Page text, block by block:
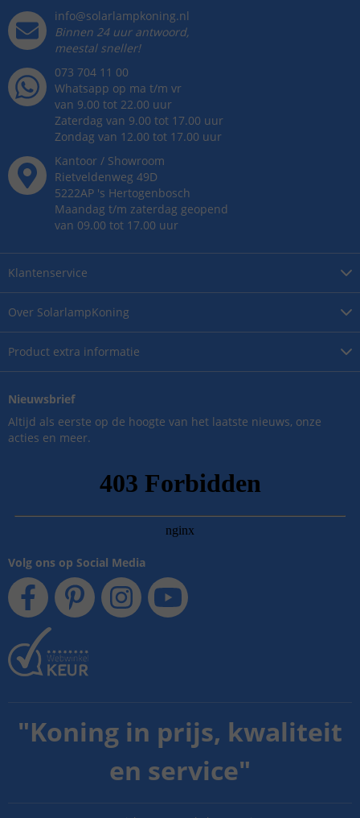
Over SolarlampKoning
Product extra informatie
Klantenservice
info@solarlampkoning.nl
Binnen 24 uur antwoord,
meestal sneller!
073 704 11 00
Whatsapp op ma t/m vr
van 9.00 tot 22.00 uur
Zaterdag van 9.00 tot 17.00 uur
Zondag van 12.00 tot 17.00 uur
Kantoor / Showroom
Rietveldenweg 49D
5222AP 's Hertogenbosch
Maandag t/m zaterdag geopend
van 09.00 tot 17.00 uur
Nieuwsbrief
Altijd als eerste op de hoogte van het laatste nieuws, onze
acties en meer.
Volg ons op Social Media
"Koning in prijs, kwaliteit
en service"